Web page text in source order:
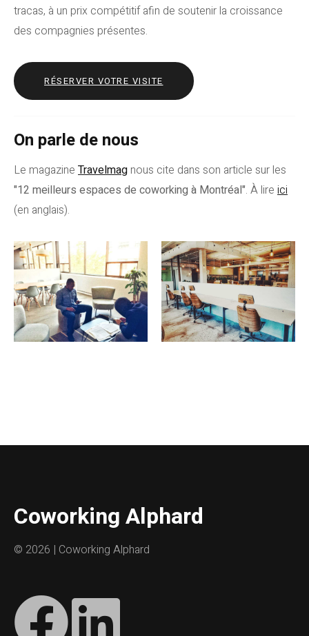
tracas, à un prix compétitif afin de soutenir la croissance
des compagnies présentes.
RÉSERVER VOTRE VISITE
On parle de nous
Le magazine Travelmag nous cite dans son article sur les
"12 meilleurs espaces de coworking à Montréal". À lire ici
(en anglais).
Coworking Alphard
© 2026 | Coworking Alphard